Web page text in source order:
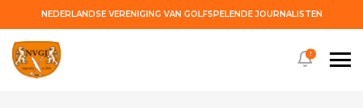
NEDERLANDSE VERENIGING VAN GOLFSPELENDE JOURNALISTEN
!